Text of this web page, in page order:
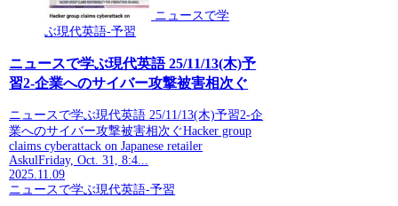
ニュースで学
ぶ現代英語-予習
ニュースで学ぶ現代英語 25/11/13(木)予
習2-企業へのサイバー攻撃被害相次ぐ
ニュースで学ぶ現代英語 25/11/13(木)予習2-企
業へのサイバー攻撃被害相次ぐHacker group
claims cyberattack on Japanese retailer
AskulFriday, Oct. 31, 8:4...
2025.11.09
ニュースで学ぶ現代英語-予習